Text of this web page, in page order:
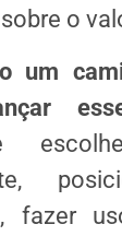
o
um
fazer